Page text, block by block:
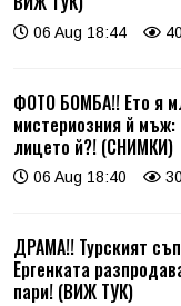
06 Aug 18:44
ФОТО БОМБА!! Ето я
мистериозния й
лицето й?! (СНИМКИ)
06 Aug 18:40
ДРАМА!! Турският
Ергенката
пари! (ВИЖ ТУК)